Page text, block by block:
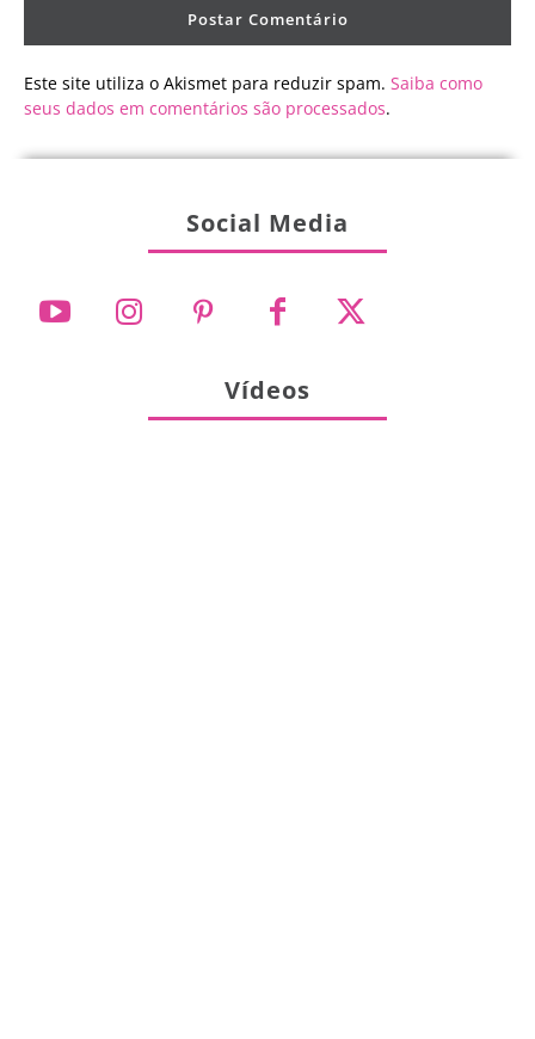
Este site utiliza o Akismet para reduzir spam. Saiba como
seus dados em comentários são processados.
Social Media
Vídeos